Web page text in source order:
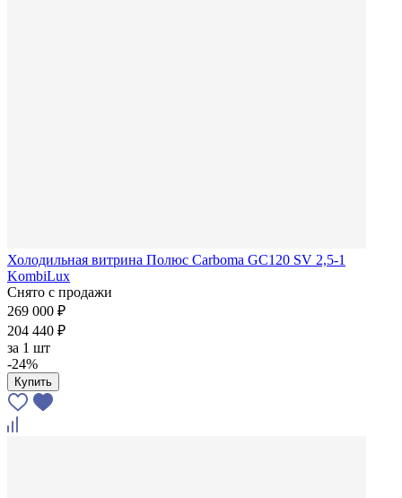
Холодильная витрина Полюс Carboma GC120 SV 2,5-1
KombiLux
Снято с продажи
269 000 ₽
204 440 ₽
за 1 шт
-24%
Купить